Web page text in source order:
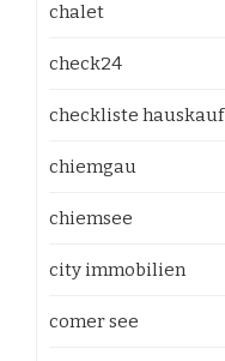
chalet
check24
checkliste hauskauf
chiemgau
chiemsee
city immobilien
comer see